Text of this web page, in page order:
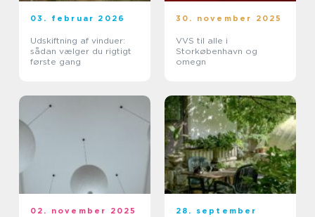
03. februar 2026
Udskiftning af vinduer:
sådan vælger du rigtigt
første gang
30. november 2025
VVS til alle i
Storkøbenhavn og
omegn
02. november 2025
28. september